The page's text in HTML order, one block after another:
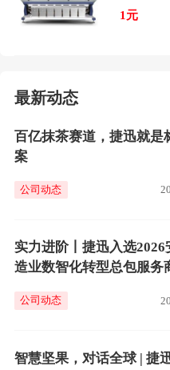
1元
最新动态
百亿抹茶赛道，捷迅就是
案
公司动态
实力进阶丨捷迅入选2026
造业数智化转型总包服务
公司动态
智慧坚果，对话全球 | 捷